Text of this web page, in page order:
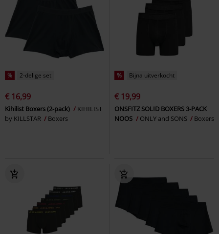
% 2-delige set
€ 16,99
Kihilist Boxers (2-pack)
KIHILIST
by KILLSTAR
Boxers
% Bijna uitverkocht
€ 19,99
ONSFITZ SOLID BOXERS 3-PACK
NOOS
ONLY and SONS Boxers